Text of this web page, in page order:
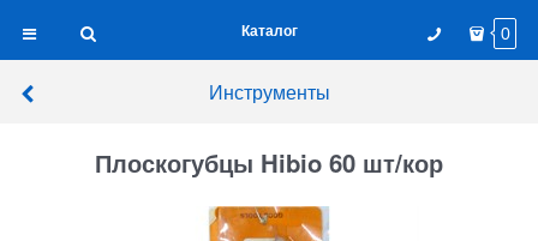
Каталог 0
Инструменты
Плоскогубцы Hibio 60 шт/кор